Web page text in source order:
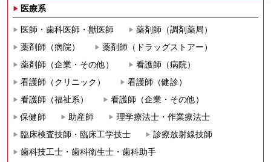
医療系
医師・歯科医師・獣医師
薬剤師（調剤薬局）
薬剤師（病院）
薬剤師（ドラッグストアー）
薬剤師（企業・その他）
看護師（病院）
看護師（クリニック）
看護師（健診）
看護師（福祉系）
看護師（企業・その他）
保健師
助産師
理学療法士・作業療法士
臨床検査技師・臨床工学技士
診療放射線技師
歯科技工士・歯科衛生士・歯科助手